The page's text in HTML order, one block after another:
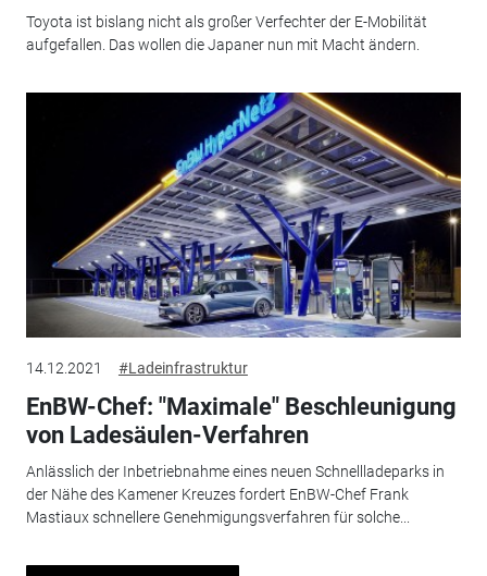
Toyota ist bislang nicht als großer Verfechter der E-Mobilität
aufgefallen. Das wollen die Japaner nun mit Macht ändern.
14.12.2021 #Ladeinfrastruktur
EnBW-Chef: "Maximale" Beschleunigung
von Ladesäulen-Verfahren
Anlässlich der Inbetriebnahme eines neuen Schnellladeparks in
der Nähe des Kamener Kreuzes fordert EnBW-Chef Frank
Mastiaux schnellere Genehmigungsverfahren für solche...